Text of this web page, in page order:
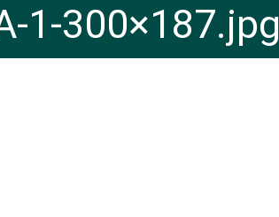
1-300×187.jpg